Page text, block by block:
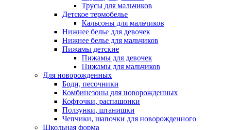
Трусы для мальчиков
Детское термобелье
Кальсоны для мальчиков
Нижнее белье для девочек
Нижнее белье для мальчиков
Пижамы детские
Пижамы для девочек
Пижамы для мальчиков
Для новорожденных
Боди, песочники
Комбинезоны для новорожденных
Кофточки, распашонки
Ползунки, штанишки
Чепчики, шапочки для новорожденного
Школьная форма